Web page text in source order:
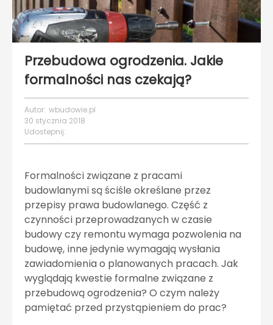
Przebudowa ogrodzenia. Jakie
formalności nas czekają?
Autor: wbudowie.pl
30 stycznia 2018
Udostepnij:
Formalności związane z pracami
budowlanymi są ściśle określane przez
przepisy prawa budowlanego. Część z
czynności przeprowadzanych w czasie
budowy czy remontu wymaga pozwolenia na
budowę, inne jedynie wymagają wysłania
zawiadomienia o planowanych pracach. Jak
wyglądają kwestie formalne związane z
przebudową ogrodzenia? O czym należy
pamiętać przed przystąpieniem do prac?